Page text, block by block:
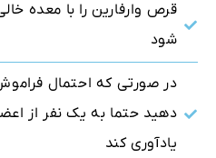
قرص وارفارین را با معده
شود
در صورتی که احتمال
دهید حتما به یک نفر از
یادآوری کند